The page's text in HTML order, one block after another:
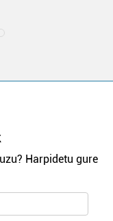
Harpidetu gure